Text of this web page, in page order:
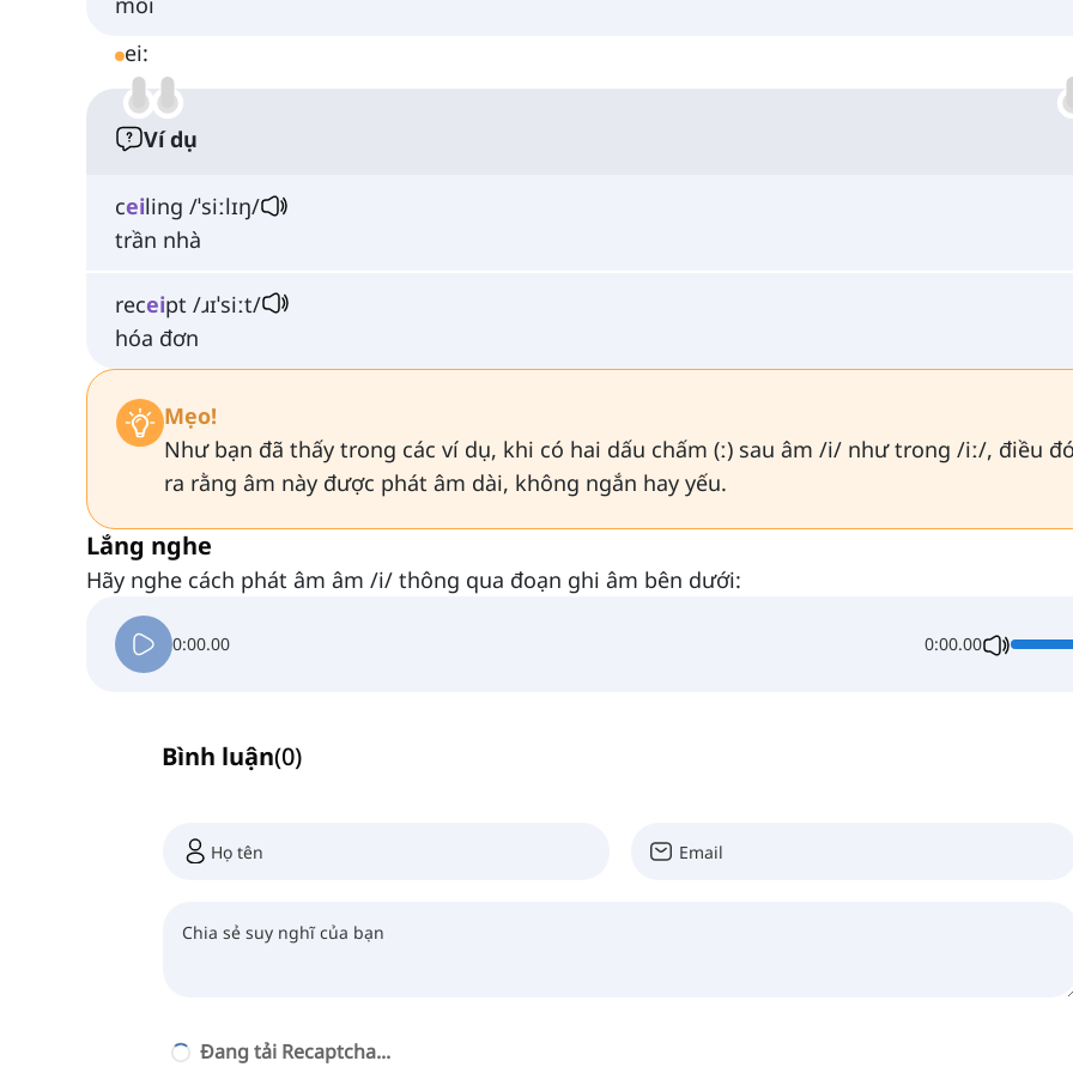
ei:
Ví dụ
ceiling /ˈsiːlɪŋ/
trần nhà
receipt /ɹɪˈsiːt/
hóa đơn
Mẹo!
Như bạn đã thấy trong các ví dụ, khi có hai dấu chấm (ː) sau âm /i/ như trong /iː/, điều
ra rằng âm này được phát âm dài, không ngắn hay yếu.
Lắng nghe
Hãy nghe cách phát âm âm /i/ thông qua đoạn ghi âm bên dưới:
0:00.00 0:00.00
Bình luận(0)
Đang tải Recaptcha...